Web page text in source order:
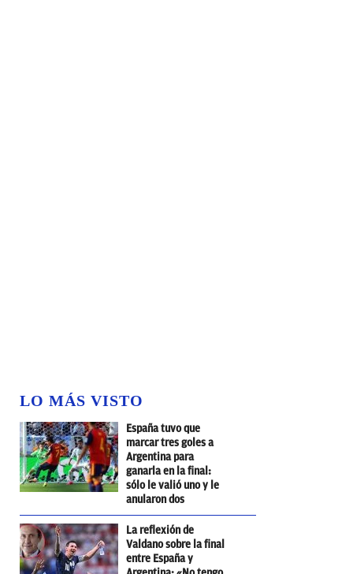
LO MÁS VISTO
España tuvo que
marcar tres goles a
Argentina para
ganarla en la final:
sólo le valió uno y le
anularon dos
La reflexión de
Valdano sobre la final
entre España y